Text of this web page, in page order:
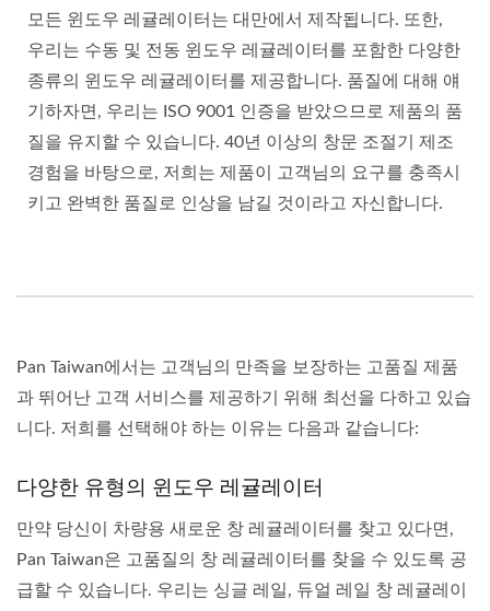
모든 윈도우 레귤레이터는 대만에서 제작됩니다. 또한,
우리는 수동 및 전동 윈도우 레귤레이터를 포함한 다양한
종류의 윈도우 레귤레이터를 제공합니다. 품질에 대해 얘
기하자면, 우리는 ISO 9001 인증을 받았으므로 제품의 품
질을 유지할 수 있습니다. 40년 이상의 창문 조절기 제조
경험을 바탕으로, 저희는 제품이 고객님의 요구를 충족시
키고 완벽한 품질로 인상을 남길 것이라고 자신합니다.
Pan Taiwan에서는 고객님의 만족을 보장하는 고품질 제품
과 뛰어난 고객 서비스를 제공하기 위해 최선을 다하고 있습
니다. 저희를 선택해야 하는 이유는 다음과 같습니다:
다양한 유형의 윈도우 레귤레이터
만약 당신이 차량용 새로운 창 레귤레이터를 찾고 있다면,
Pan Taiwan은 고품질의 창 레귤레이터를 찾을 수 있도록 공
급할 수 있습니다. 우리는 싱글 레일, 듀얼 레일 창 레귤레이